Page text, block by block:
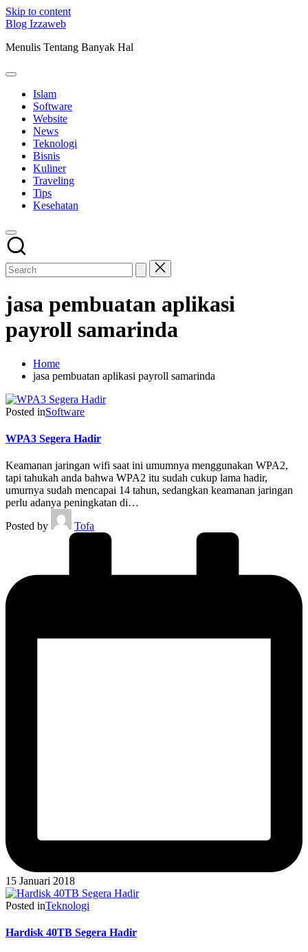
Skip to content
Blog Izzaweb
Menulis Tentang Banyak Hal
Islam
Software
Website
News
Teknologi
Bisnis
Kuliner
Traveling
Tips
Kesehatan
jasa pembuatan aplikasi
payroll samarinda
Home
jasa pembuatan aplikasi payroll samarinda
Posted inSoftware
WPA3 Segera Hadir
Keamanan jaringan wifi saat ini umumnya menggunakan WPA2,
tapi tahukah anda bahwa WPA2 itu sudah cukup lama hadir,
umurnya sudah mencapai 14 tahun, sedangkan keamanan jaringan
perlu adanya peningkatan di…
Posted by
Tofa
15 Januari 2018
Posted inTeknologi
Hardisk 40TB Segera Hadir